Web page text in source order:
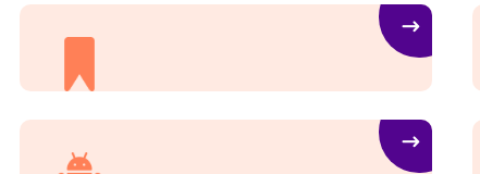
distinctio nam libero tempore cum